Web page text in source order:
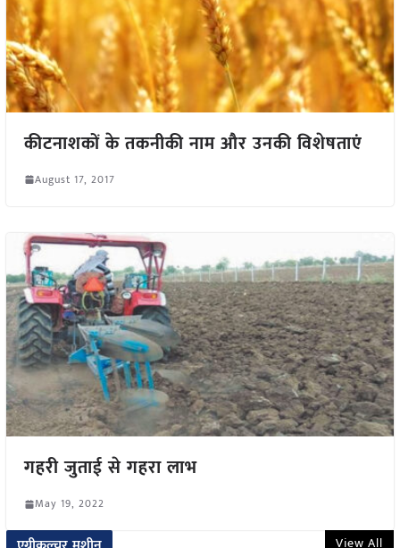
कीटनाशकों के तकनीकी नाम और उनकी विशेषताएं
August 17, 2017
गहरी जुताई से गहरा लाभ
May 19, 2022
View All